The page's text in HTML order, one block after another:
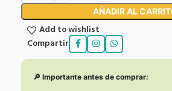
AÑADIR AL
Add to wishlist
Compartir
🔎 Importante antes de comprar: